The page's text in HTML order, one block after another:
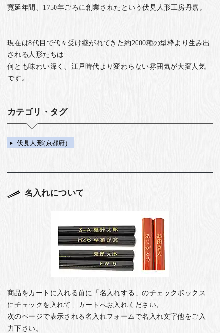
寛延年間、1750年ごろに創業されたという伏見人形工房丹嘉。
現在は8代目で代々受け継がれてきた約2000種の型枠より生み出
される人形たちは
何とも味わい深く、江戸時代より変わらない雰囲気が大変人気
です。
カテゴリ・タグ
伏見人形(京都府)
名入れについて
商品をカートに入れる前に「名入れする」のチェックボックス
にチェックを入れて、カートへお入れください。
次のページで表示される名入れフォームで名入れ文字他をご入
力下さい。